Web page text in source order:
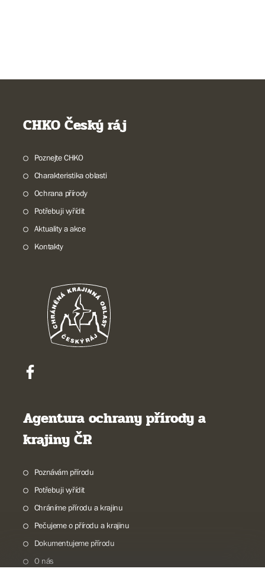
CHKO Český ráj
Poznejte CHKO
Charakteristika oblasti
Ochrana přírody
Potřebuji vyřídit
Aktuality a akce
Kontakty
Agentura ochrany přírody a
krajiny ČR
Poznávám přírodu
Potřebuji vyřídit
Chráníme přírodu a krajinu
Pečujeme o přírodu a krajinu
Dokumentujeme přírodu
O nás